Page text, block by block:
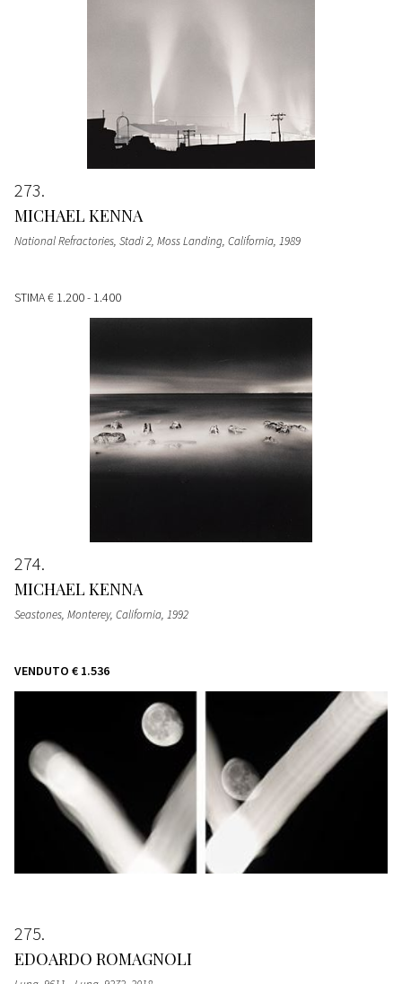
273
MICHAEL KENNA
National Refractories, Stadi 2, Moss Landing, California, 1989
STIMA€ 1.200 - 1.400
274
MICHAEL KENNA
Seastones, Monterey, California, 1992
VENDUTO € 1.536
275
EDOARDO ROMAGNOLI